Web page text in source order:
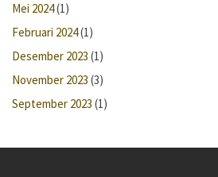
Mei 2024(1)
Februari 2024(1)
Desember 2023 (1)
November 2023 (3)
September 2023 (1)